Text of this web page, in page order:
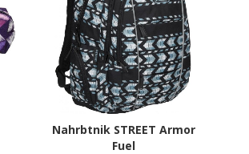
Nahrbtnik STREET Armor
Fuel